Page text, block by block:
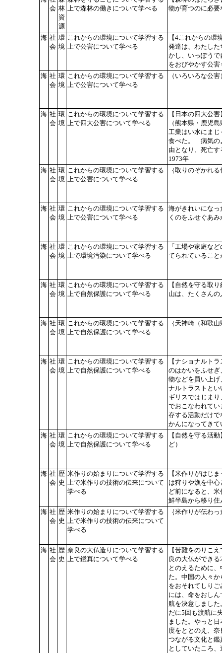
会 林
資
源
上で森林の働きについて学べる
物が育つのに必
海 社
会
環
境
これからの環境について学習する
上で公害について学べる
【4これからの
発達は、わたし
かし、いっぽう
をおびやかす公
海 社
会
環
境
これからの環境について学習する
上で公害について学べる
（いろいろな公害
海 社
会
環
境
これからの環境について学習する
上で四大公害について学べる
【日本の四大公
（熊本県・鹿児
工業はい水にま
食べた。 病気の
由となり、死亡
1973年
海 社
会
環
境
これからの環境について学習する
上で公害について学べる
｛取りのぞかれ
海 社
会
環
境
これからの環境について学習する
上で公害について学べる
海がきれいにな
くのをふせぐあ
海 社
会
環
境
これからの環境について学習する
上で環境汚染について学べる
「工場や家庭な
てられているこ
海 社
会
環
境
これからの環境について学習する
上で自然保護について学べる
【自然を守る取
山は、たくさん
海 社
会
環
境
これからの環境について学習する
上で自然保護について学べる
｛天神崎（和歌
海 社
会
環
境
これからの環境について学習する
上で自然保護について学べる
【ナショナルト
のはかいをふせ
物などを買い上
ナルトラストと
ギリスではじま
でおこなわれて
存する活動だけ
かんになってきて
海 社
会
環
境
これからの環境について学習する
上で自然保護について学べる
【自然を守る活
ど）
海 社
会
歴
史
米作りの始まりについて学習する
上で米作りの技術の伝来について
学べる
【米作りがはじ
は狩りや漁を中
ど前になると、
鮮半島から移り
海 社
会
歴
史
米作りの始まりについて学習する
上で米作りの技術の伝来について
学べる
｛米作りが伝わ
海 社
会
歴
史
奈良の大仏造りについて学習する
上で鑑真について学べる
【苦難をのりこ
良の大仏ができ
とのえるために
た。中国の人々
をおそれてしり
には、命をおし
航を決意しまし
だに5回も渡航に
ました。やっと
度をととのえ、
つながる文化と
としていたころ